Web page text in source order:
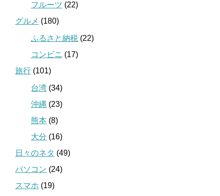
フルーツ (22)
グルメ (180)
ふるさと納税 (22)
コンビニ (17)
旅行 (101)
台湾 (34)
沖縄 (23)
熊本 (8)
大分 (16)
日々のネタ (49)
パソコン (24)
スマホ (19)